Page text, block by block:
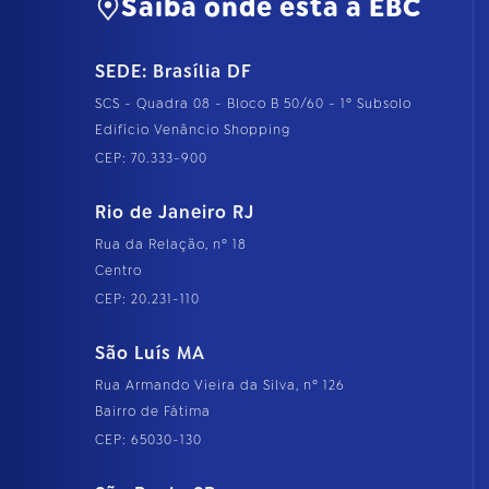
Saiba onde está a EBC
SEDE: Brasília DF
SCS - Quadra 08 - Bloco B 50/60 - 1º Subsolo
Edifício Venâncio Shopping
CEP: 70.333-900
Rio de Janeiro RJ
Rua da Relação, nº 18
Centro
CEP: 20.231-110
São Luís MA
Rua Armando Vieira da Silva, nº 126
Bairro de Fátima
CEP: 65030-130